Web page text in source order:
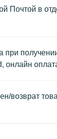
Почтой в
при
онлайн
возврат